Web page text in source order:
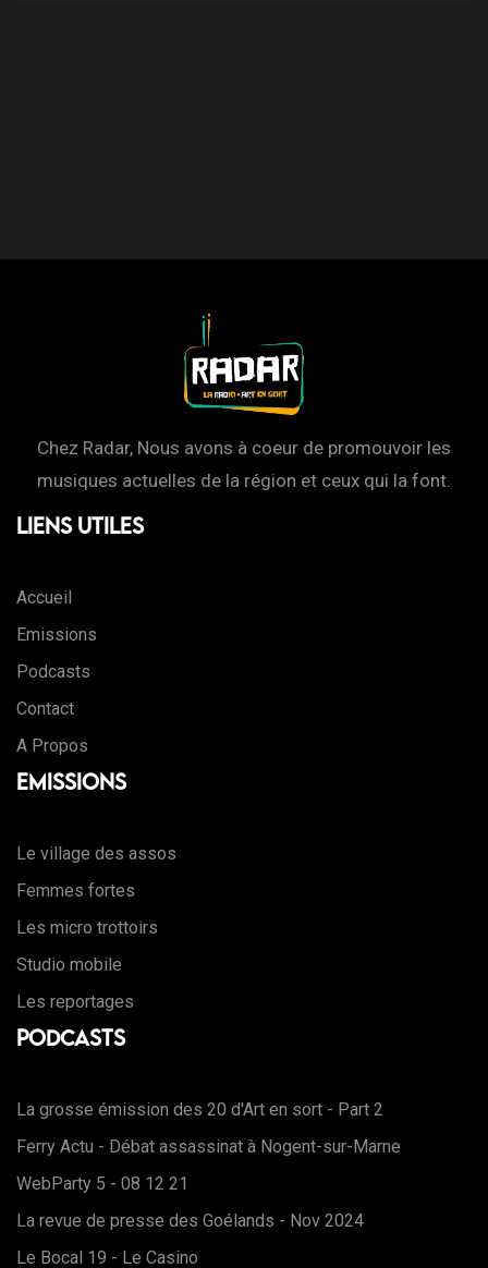
Chez Radar, Nous avons à coeur de promouvoir les
musiques actuelles de la région et ceux qui la font.
Liens Utiles
Accueil
Emissions
Podcasts
Contact
A Propos
Emissions
Le village des assos
Femmes fortes
Les micro trottoirs
Studio mobile
Les reportages
Podcasts
La grosse émission des 20 d'Art en sort - Part 2
Ferry Actu - Débat assassinat à Nogent-sur-Marne
WebParty 5 - 08 12 21
La revue de presse des Goélands - Nov 2024
Le Bocal 19 - Le Casino